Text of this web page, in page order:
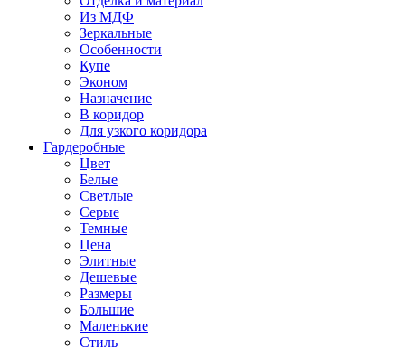
Из МДФ
Зеркальные
Особенности
Купе
Эконом
Назначение
В коридор
Для узкого коридора
Гардеробные
Цвет
Белые
Светлые
Серые
Темные
Цена
Элитные
Дешевые
Размеры
Большие
Маленькие
Стиль